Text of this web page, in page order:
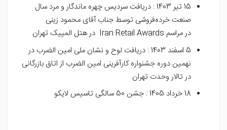
15 تیر 1403 : دریافت سردیس چهره ماندگار و مرد سال
صنعت خرده‌فروشی توسط جناب آقای محمود زینی
در مراسم Iran Retail Awards در هتل المپیک تهران
5 اسفند 1403 : دریافت لوح و نشان ملی امین الضرب در
نهمین دوره جشنواره کارآفرینی امین الضرب از اتاق بازرگانی
در تالار وحدت تهران
18 خرداد 1405 : جشن 50 سالگی تاسیس لایکو